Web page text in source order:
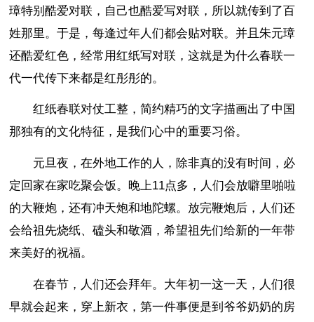
璋特别酷爱对联，自己也酷爱写对联，所以就传到了百
姓那里。于是，每逢过年人们都会贴对联。并且朱元璋
还酷爱红色，经常用红纸写对联，这就是为什么春联一
代一代传下来都是红彤彤的。
红纸春联对仗工整，简约精巧的文字描画出了中国
那独有的文化特征，是我们心中的重要习俗。
元旦夜，在外地工作的人，除非真的没有时间，必
定回家在家吃聚会饭。晚上11点多，人们会放噼里啪啦
的大鞭炮，还有冲天炮和地陀螺。放完鞭炮后，人们还
会给祖先烧纸、磕头和敬酒，希望祖先们给新的一年带
来美好的祝福。
在春节，人们还会拜年。大年初一这一天，人们很
早就会起来，穿上新衣，第一件事便是到爷爷奶奶的房